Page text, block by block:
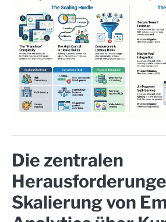
Die zentralen
Skalierung von